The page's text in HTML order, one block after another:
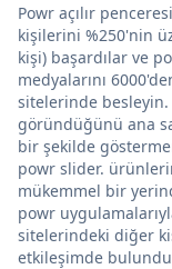
Powr açılır
kişilerini %250'nin
kişi) başardılar ve
medyalarını
sitelerinde
göründüğünü ana
bir şekilde
powr slider.
mükemmel bir
powr
sitelerindeki diğer
etkileşimde